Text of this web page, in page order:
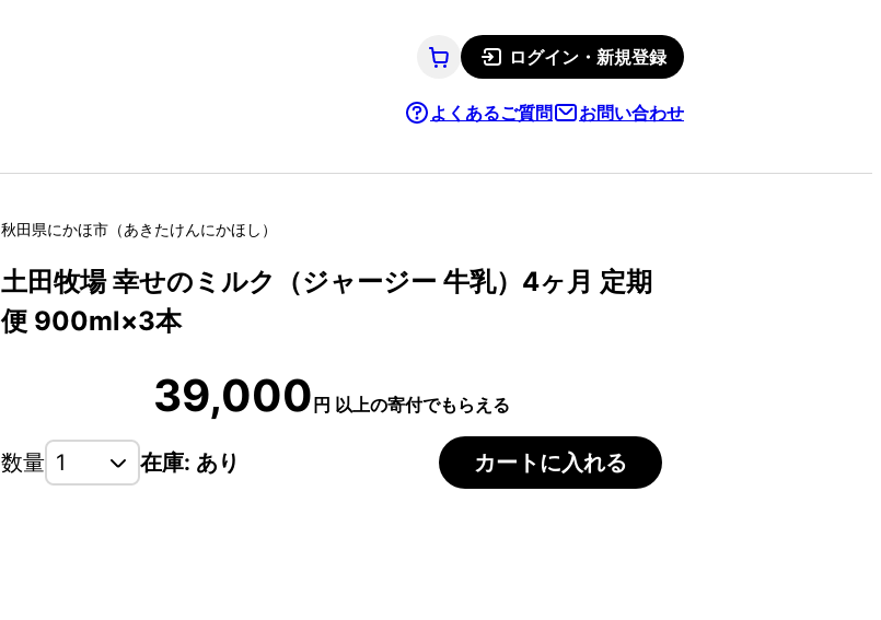
ログイン・新規登録
よくあるご質問 お問い合わせ
秋田県にかほ市 （あきたけんにかほし ）
土田牧場 幸せのミルク（ジャージー 牛乳）4ヶ月 定期
便 900ml×3本
39,000円 以上の寄付でもらえる
数量 在庫: あり カートに入れる